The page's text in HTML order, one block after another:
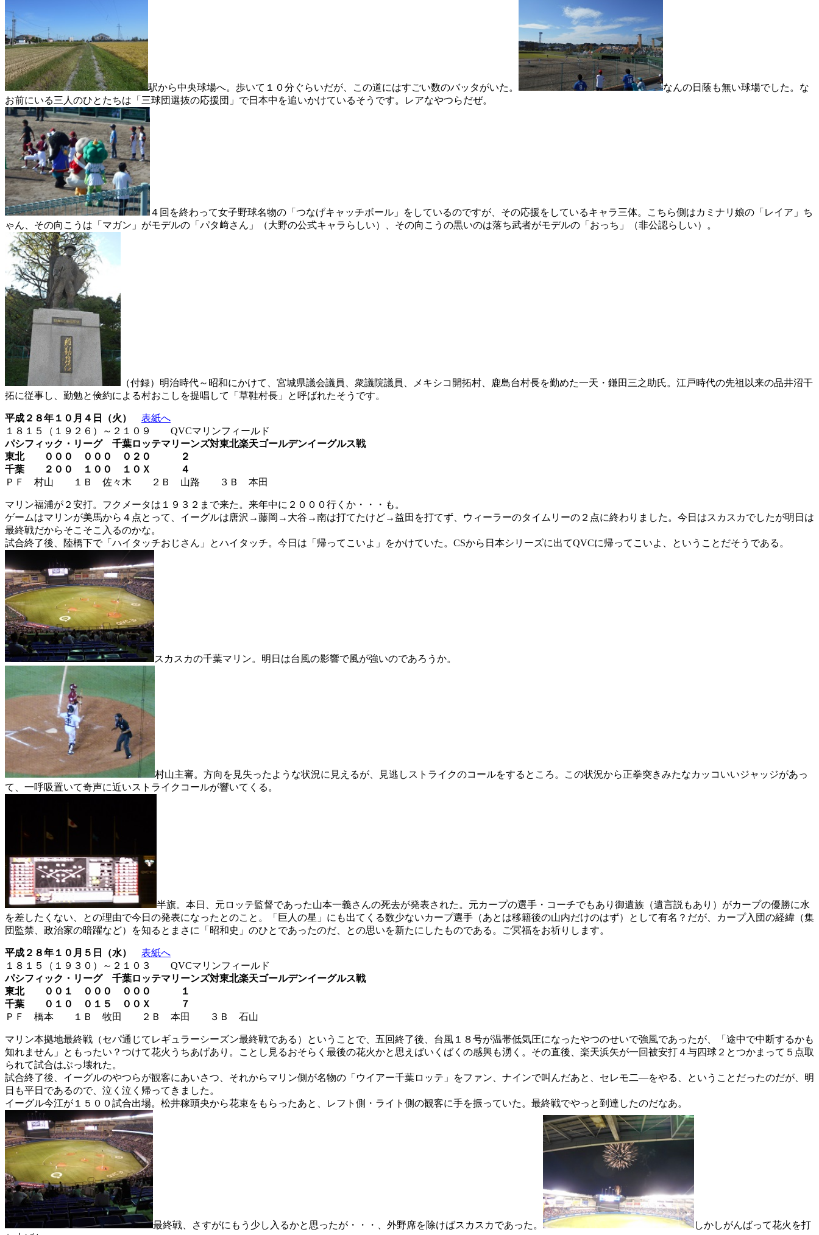
駅から中央球場へ。歩いて１０分ぐらいだが、この道にはすごい数のバッタがいた。
なんの日蔭も無い球場でした。な
お前にいる三人のひとたちは「三球団選抜の応援団」で日本中を追いかけているそうです。レアなやつらだぜ。
４回を終わって女子野球名物の「つなげキャッチボール」をしているのですが、その応援をしているキャラ三体。こちら側はカミナリ娘の「レイア」ち
ゃん、その向こうは「マガン」がモデルの「パタ﨑さん」（大野の公式キャラらしい）、その向こうの黒いのは落ち武者がモデルの「おっち」（非公認らしい）。
（付録）明治時代～昭和にかけて、宮城県議会議員、衆議院議員、メキシコ開拓村、鹿島台村長を勤めた一天・鎌田三之助氏。江戸時代の先祖以来の品井沼干
拓に従事し、勤勉と倹約による村おこしを提唱して「草鞋村長」と呼ばれたそうです。
平成２８年１０月４日（火）
表紙へ
１８１５（１９２６）～２１０９ QVCマリンフィールド
パシフィック・リーグ 千葉ロッテマリーンズ対東北楽天ゴールデンイーグルス戦
東北 ０００ ０００ ０２０ ２
千葉 ２００ １００ １０Ｘ ４
ＰＦ 村山 １Ｂ 佐々木 ２Ｂ 山路 ３Ｂ 本田
マリン福浦が２安打。フクメータは１９３２まで来た。来年中に２０００行くか・・・も。
ゲームはマリンが美馬から４点とって、イーグルは唐沢→藤岡→大谷→南は打てたけど→益田を打てず、ウィーラーのタイムリーの２点に終わりました。今日はスカスカでしたが明日は
最終戦だからそこそこ入るのかな。
試合終了後、陸橋下で「ハイタッチおじさん」とハイタッチ。今日は「帰ってこいよ」をかけていた。 CSから日本シリーズに出てQVCに帰ってこいよ、ということだそうである。
スカスカの千葉マリン。明日は台風の影響で風が強いのであろうか。
村山主審。方向を見失ったような状況に見えるが、見逃しストライクのコールをするところ。この状況から正拳突きみたなカッコいいジャッジがあっ
て、一呼吸置いて奇声に近いストライクコールが響いてくる。
半旗。本日、元ロッテ監督であった山本一義さんの死去が発表された。元カープの選手・コーチでもあり御遺族（遺言説もあり）がカープの優勝に水
を差したくない、との理由で今日の発表になったとのこと。「巨人の星」にも出てくる数少ないカープ選手（あとは移籍後の山内だけのはず）として有名？だが、カープ入団の経緯（集
団監禁、政治家の暗躍など）を知るとまさに「昭和史」のひとであったのだ、との思いを新たにしたものである。ご冥福をお祈りします。
平成２８年１０月５日（水）
表紙へ
１８１５（１９３０）～２１０３ QVCマリンフィールド
パシフィック・リーグ 千葉ロッテマリーンズ対東北楽天ゴールデンイーグルス戦
東北 ００１ ０００ ０００ １
千葉 ０１０ ０１５ ００Ｘ ７
ＰＦ 橋本 １Ｂ 牧田 ２Ｂ 本田 ３Ｂ 石山
マリン本拠地最終戦（セパ通じてレギュラーシーズン最終戦である）ということで、五回終了後、台風１８号が温帯低気圧になったやつのせいで強風であったが、「途中で中断するかも
知れません」ともったい？つけて花火うちあげあり。ことし見るおそらく最後の花火かと思えばいくばくの感興も湧く。その直後、楽天浜矢が一回被安打４与四球２とつかまって５点取
られて試合はぶっ壊れた。
試合終了後、イーグルのやつらが観客にあいさつ、それからマリン側が名物の「ウイアー千葉ロッテ」をファン、ナインで叫んだあと、セレモ二―をやる、ということだったのだが、明
日も平日であるので、泣く泣く帰ってきました。
イーグル今江が１５００試合出場。松井稼頭央から花束をもらったあと、レフト側・ライト側の観客に手を振っていた。最終戦でやっと到達したのだなあ。
最終戦、さすがにもう少し入るかと思ったが・・・、外野席を除けばスカスカであった。
しかしがんばって花火を打